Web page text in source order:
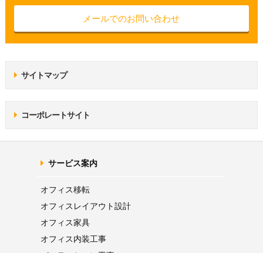
メールでのお問い合わせ
サイトマップ
コーポレートサイト
サービス案内
オフィス移転
オフィス レイアウト設計
オフィス家具
オフィス内装工事